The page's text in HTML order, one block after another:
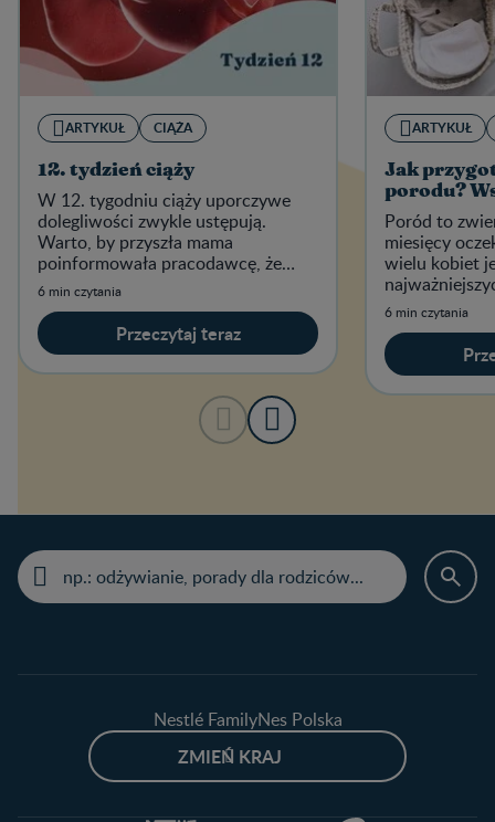
ARTYKUŁ CIĄŻA
12. tydzień ciąży
W 12. tygodniu ciąży uporczywe
dolegliwości zwykle ustępują.
Warto, by przyszła mama
poinformowała pracodawcę, że
spodziewa się dziecka.
6 min czytania
Przeczytaj teraz
ARTYKUŁ
Jak
porodu?
Poród to
miesięcy
wielu kobiet
życiu.
6 min czytania
Nestlé FamilyNes Polska
ZMIEŃ KRAJ